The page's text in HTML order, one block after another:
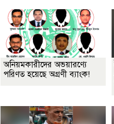
অনিয়মকারীদের অভয়ারণ্যে
পরিণত হয়েছে অগ্রণী ব্যাংক!